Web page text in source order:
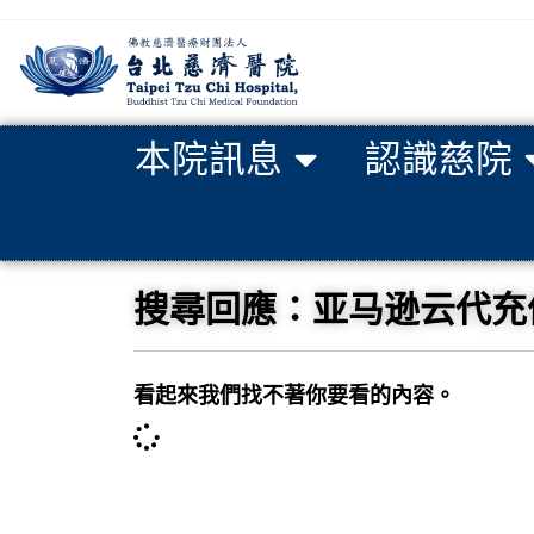
本院訊息 認識慈院
搜尋回應：亚马逊云代
看起來我們找不著你要看的內容。